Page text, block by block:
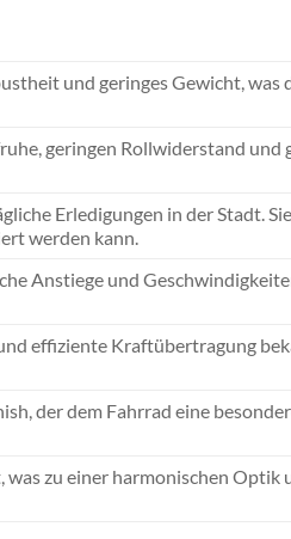
und geringes Gewicht, was
geringen Rollwiderstand
Erledigungen in der Stadt.
werden kann.
Anstiege und
effiziente Kraftübertragung
der dem Fahrrad eine
zu einer harmonischen Optik